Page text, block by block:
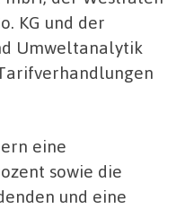
KG und der
Umweltanalytik
eine
sowie die
und eine